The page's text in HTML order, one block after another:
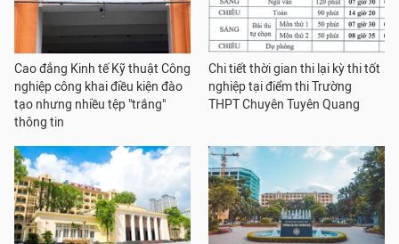
Cao đẳng Kinh tế Kỹ thuật Công
nghiệp công khai điều kiện đào
tạo nhưng nhiều tệp "trắng"
thông tin
Chi tiết thời gian thi lại kỳ thi tốt
nghiệp tại điểm thi Trường
THPT Chuyên Tuyên Quang